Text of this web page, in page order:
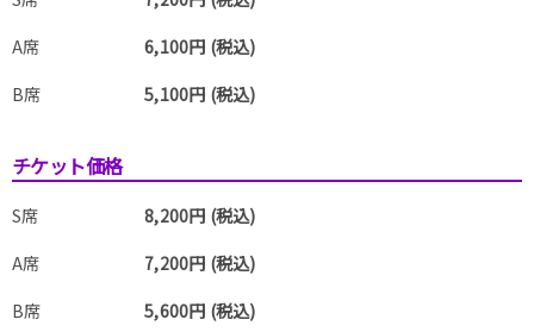
A席
6,100円 (税込)
B席
5,100円 (税込)
チケット価格
S席
8,200円 (税込)
A席
7,200円 (税込)
B席
5,600円 (税込)